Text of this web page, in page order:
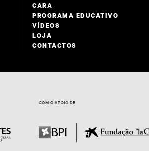
CARA
PROGRAMA EDUCATIVO
VÍDEOS
LOJA
CONTACTOS